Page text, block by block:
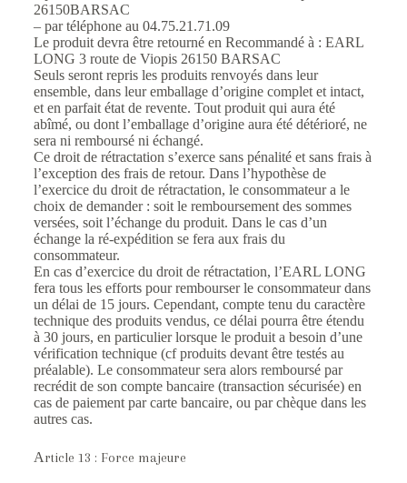
26150BARSAC
– par téléphone au 04.75.21.71.09
Le produit devra être retourné en Recommandé à : EARL
LONG 3 route de Viopis 26150 BARSAC
Seuls seront repris les produits renvoyés dans leur
ensemble, dans leur emballage d’origine complet et intact,
et en parfait état de revente. Tout produit qui aura été
abîmé, ou dont l’emballage d’origine aura été détérioré, ne
sera ni remboursé ni échangé.
Ce droit de rétractation s’exerce sans pénalité et sans frais à
l’exception des frais de retour. Dans l’hypothèse de
l’exercice du droit de rétractation, le consommateur a le
choix de demander : soit le remboursement des sommes
versées, soit l’échange du produit. Dans le cas d’un
échange la ré-expédition se fera aux frais du
consommateur.
En cas d’exercice du droit de rétractation, l’EARL LONG
fera tous les efforts pour rembourser le consommateur dans
un délai de 15 jours. Cependant, compte tenu du caractère
technique des produits vendus, ce délai pourra être étendu
à 30 jours, en particulier lorsque le produit a besoin d’une
vérification technique (cf produits devant être testés au
préalable). Le consommateur sera alors remboursé par
recrédit de son compte bancaire (transaction sécurisée) en
cas de paiement par carte bancaire, ou par chèque dans les
autres cas.
Article 13 : Force majeure